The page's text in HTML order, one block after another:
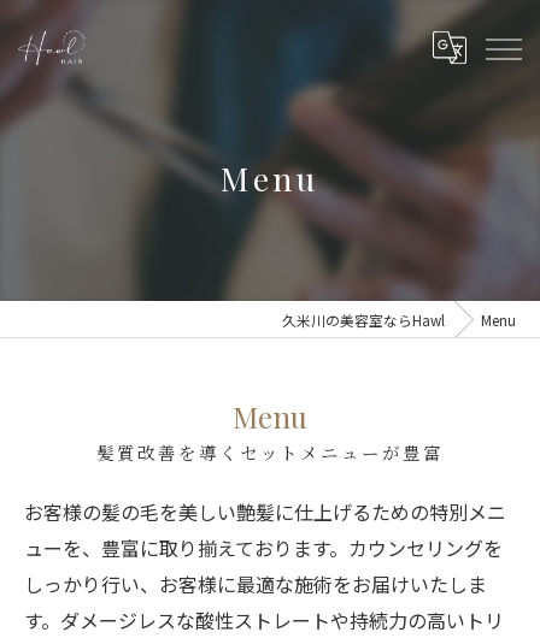
Menu
久米川の美容室ならHawl Menu
髪質改善を導くセットメニューが豊富
Menu
お客様の髪の毛を美しい艶髪に仕上げるための特別メニ
ューを、豊富に取り揃えております。カウンセリングを
しっかり行い、お客様に最適な施術をお届けいたしま
す。ダメージレスな酸性ストレートや持続力の高いトリ